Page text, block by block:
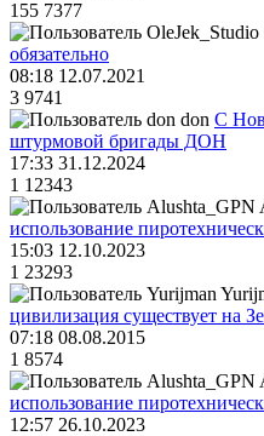
155 7377
обязательно
08:18 12.07.2021
3 9741
don С
штурмовой бригады ДОН
17:33 31.12.2024
1 12343
использование
15:03 12.10.2023
1 23293
цивилизация существует на
07:18 08.08.2015
1 8574
использование
12:57 26.10.2023